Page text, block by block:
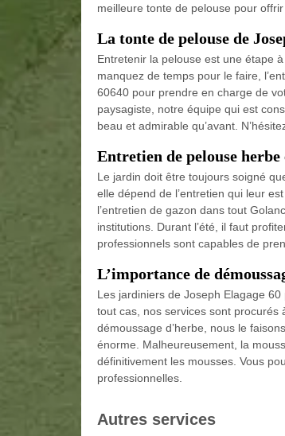
meilleure tonte de pelouse pour
La tonte de pelouse de
Entretenir la pelouse est une étape
manquez de temps pour le faire,
60640 pour prendre en charge de
paysagiste, notre équipe qui est
beau et admirable qu’avant.
Entretien de pelouse herbe
Le jardin doit être toujours soigné
elle dépend de l’entretien qui leur
l’entretien de gazon dans tout
institutions. Durant l’été, il faut
professionnels sont capables de
L’importance de
Les jardiniers de Joseph Elagage
tout cas, nos services sont
démoussage d’herbe, nous le
énorme. Malheureusement, la
définitivement les mousses. Vous
professionnelles.
Autres services